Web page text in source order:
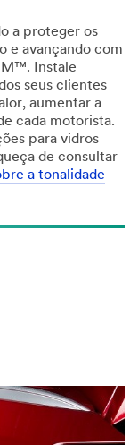
a proteger os
e avançando com
Instale
seus clientes
aumentar a
cada motorista.
para vidros
de consultar
a tonalidade